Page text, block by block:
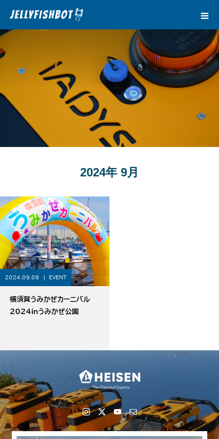
NEWS
2024年 9月
2024.09.09 EVENT
横須賀うみかぜカーニバル
2024inうみかぜ公園